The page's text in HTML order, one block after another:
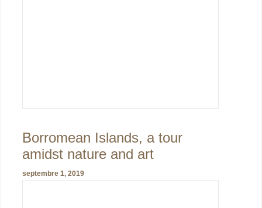
Borromean Islands, a tour
amidst nature and art
septembre 1, 2019